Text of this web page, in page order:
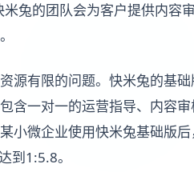
兔的团队会为客户提供内容
源有限的问题。快米兔的基
含一对一的运营指导、内容
小微企业使用快米兔基础版
到1:5.8。